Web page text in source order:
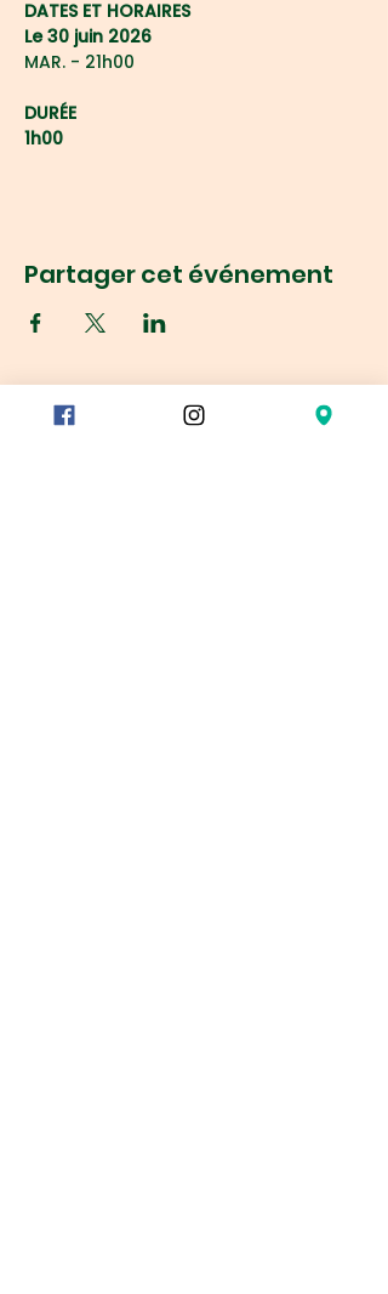
DATES ET HORAIRES
Le 30 juin 2026
MAR. - 21h00
DURÉE
1h00
Partager cet événement
Réservation